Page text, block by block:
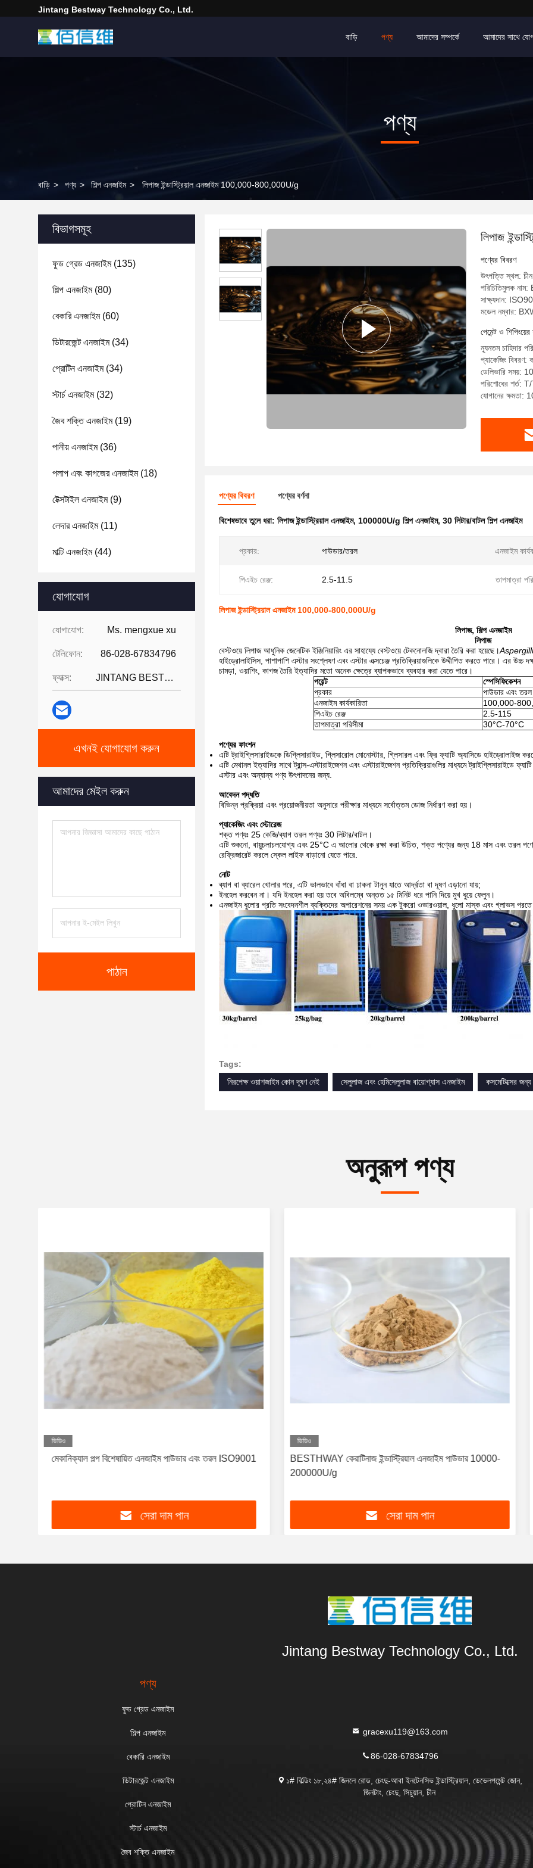
Jintang Bestway Technology Co., Ltd.
বাড়ি পণ্য আমাদের সম্পর্কে আমাদের সাথে
পণ্য
বাড়ি > পণ্য > শিল্প এনজাইম > লিপাজ ইন্ডাস্ট্রিয়াল এনজাইম 100,000-800,000U/g
বিভাগসমূহ
ফুড গ্রেড এনজাইম(135)
শিল্প এনজাইম(80)
বেকারি এনজাইম(60)
ডিটারজেন্ট এনজাইম(34)
প্রোটিন এনজাইম(34)
স্টার্চ এনজাইম(32)
জৈব শক্তি এনজাইম(19)
পানীয় এনজাইম(36)
পলাপ এবং কাগজের এনজাইম(18)
টেক্সটাইল এনজাইম(9)
লেদার এনজাইম(11)
মাল্টি এনজাইম(44)
যোগাযোগ
যোগাযোগ: Ms. mengxue xu
টেলিফোন: 86-028-67834796
ফ্যাক্স: JINTANG BESTWAY TECHNOLOGY CO
এখনই যোগাযোগ করুন
আমাদের মেইল করুন
পাঠান
লিপাজ
পণ্যের বিবরণ
উৎপত্তি স্থল: চীন
পরিচিতিমুলক
সাক্ষ্যদান:
মডেল নম্বার:
পেমেন্ট ও শিপিংয়ের
ন্যূনতম চাহিদার
প্যাকেজিং
ডেলিভারি সময়:
পরিশোধের শর্ত:
যোগানের ক্ষমতা:
পণ্যের বিবরণ পণ্যের বর্ণনা
বিশেষভাবে তুলে ধরা: লিপাজ ইন্ডাস্ট্রিয়াল এনজাইম, 100000U/g শিল্প এনজাইম, 30 লিটার/বাটল শিল্প এনজাইম
প্রকার: পাউডার/তরল এনজাইম
পিএইচ রেঞ্জ: 2.5-11.5 তাপমাত্রা
লিপাজ ইন্ডাস্ট্রিয়াল এনজাইম 100,000-800,000U/g
লিপাজ, শিল্প এনজাইম
লিপাজ
বেস্টওয়ে লিপাজ আধুনিক জেনেটিক ইঞ্জিনিয়ারিং এর সাহায্যে বেস্টওয়ে টেকনোলজি দ্বারা তৈরি করা হয়েছে।
হাইড্রোলাইসিস, পাশাপাশি এস্টার সংশ্লেষণ এবং এস্টার এক্সচেঞ্জ প্রতিক্রিয়াগুলিকে উদ্দীপিত করতে পারে। এর
চামড়া, ওয়াশিং, কাগজ তৈরি ইত্যাদির মতো অনেক ক্ষেত্রে ব্যাপকভাবে ব্যবহার করা যেতে পারে।
পয়েন্ট
স্পেসিফিকেশন
প্রকার
পাউডার এবং তরল
এনজাইম কার্যকারিতা
100,000-
পিএইচ রেঞ্জ
2.5-115
তাপমাত্রা পরিসীমা
30°C-70°C
পণ্যের ফাংশন
এটি ট্রাইগ্লিসারাইডকে ডিগ্লিসারাইড, গ্লিসারোল মোনোস্টার, গ্লিসারল এবং ফ্রি ফ্যাটি অ্যাসিডে হাইড্রোলাইজ
এটি মেথানল ইত্যাদির সাথে ট্রান্স-এস্টারাইজেশন এবং এস্টারাইজেশন প্রতিক্রিয়াগুলির মাধ্যমে ট্রাইগ্লিসারাইডে
এস্টার এবং অন্যান্য পণ্য উৎপাদনের জন্য.
আবেদন পদ্ধতি
বিভিন্ন প্রক্রিয়া এবং প্রয়োজনীয়তা অনুসারে পরীক্ষার মাধ্যমে সর্বোত্তম ডোজ নির্ধারণ করা হয়।
প্যাকেজিং এবং স্টোরেজ
শক্ত পণ্যঃ 25 কেজি/ব্যাগ তরল পণ্যঃ 30 লিটার/বাটল।
এটি শুকনো, বায়ুচলাচলযোগ্য এবং 25°C এ আলোর থেকে রক্ষা করা উচিত, শক্ত পণ্যের জন্য 18 মাস এবং তরল
রেফ্রিজারেট করলে স্কেল লাইফ বাড়ানো যেতে পারে.
নোট
ব্যাগ বা ব্যারেল খোলার পরে, এটি ভালভাবে বাঁধা বা ঢাকনা টানুন যাতে আর্দ্রতা বা দূষণ এড়ানো যায়;
ইনহেল করবেন না। যদি ইনহেল করা হয় তবে অবিলম্বে অন্তত ১৫ মিনিট ধরে পানি দিয়ে মুখ ধুয়ে ফেলুন।
এনজাইম ধুলোর প্রতি সংবেদনশীল ব্যক্তিদের অপারেশনের সময় এক টুকরো ওভারওয়াল, ধুলো মাস্ক এবং গ্লাভস পরতে
Tags:
নিরপেক্ষ ওয়াশজাইম কোন দূষণ নেই
সেলুলাজ এবং হেমিসেলুলাজ বায়োগ্যাস এনজাইম কসমেটিক্সের জন্য
অনুরূপ পণ্য
ভিডিও
মেকানিক্যাল পল্প বিশেষায়িত এনজাইম পাউডার এবং তরল ISO9001
সেরা দাম পান
ভিডিও
BESTHWAY কেরাটিনাজ ইন্ডাস্ট্রিয়াল এনজাইম পাউডার 10000-
200000U/g
সেরা দাম পান
Jintang Bestway Technology Co., Ltd.
পণ্য
ফুড গ্রেড এনজাইম
শিল্প এনজাইম
বেকারি এনজাইম
ডিটারজেন্ট এনজাইম
প্রোটিন এনজাইম
স্টার্চ এনজাইম
জৈব শক্তি এনজাইম
gracexu119@163.com
86-028-67834796
১# বিল্ডিং ১৮,২৪# জিনলে রোড, চেংদু-আবা ইনটেনসিভ ইন্ডাস্ট্রিয়াল, ডেভেলপমেন্ট জোন,
জিনটাং, চেংদু, সিচুয়ান, চীন